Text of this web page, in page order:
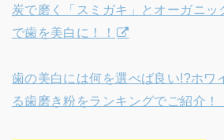
炭で磨く「スミガキ」とオーガニッ
で歯を美白に！！
歯の美白には何を選べば良い!?ホワ
る歯磨き粉をランキングでご紹介！